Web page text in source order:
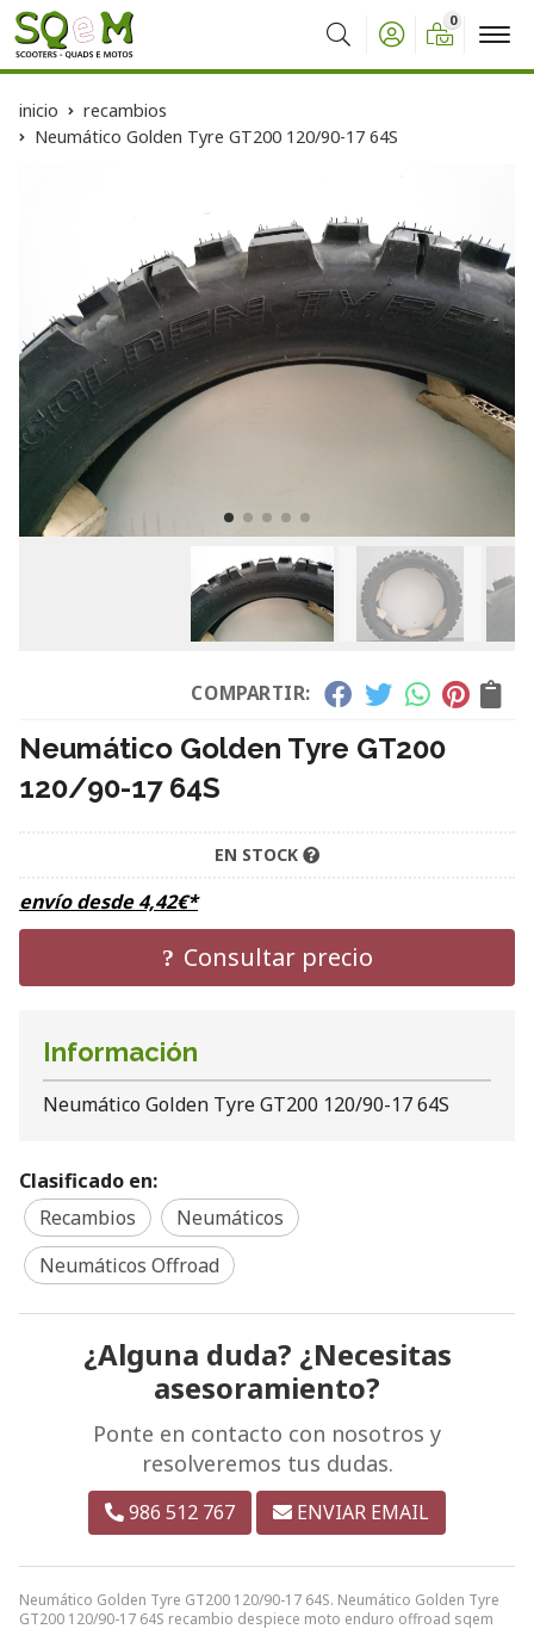
Buscar
0
inicio
recambios
Neumático Golden Tyre GT200 120/90-17 64S
COMPARTIR:
Neumático Golden Tyre GT200
120/90-17 64S
EN STOCK
envío desde4,42€*
Consultar precio
Neumático Golden Tyre GT200 120/90-17 64S. Neumático Golden Tyre
GT200 120/90-17 64S recambio despiece moto enduro offroad sqem
Información
Neumático Golden Tyre GT200 120/90-17 64S
Clasificado en:
Recambios
Neumáticos
Neumáticos Offroad
¿Alguna duda? ¿Necesitas
asesoramiento?
Ponte en contacto con nosotros y
resolveremos tus dudas.
986 512 767 ENVIAR EMAIL